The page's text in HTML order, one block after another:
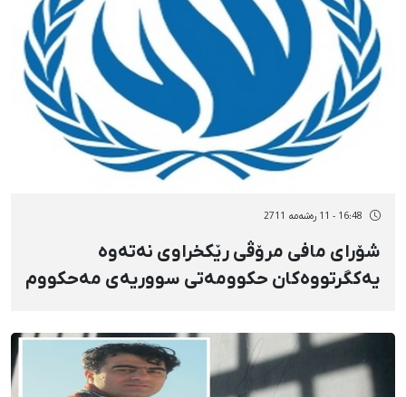
16:48 - 11 رەشەمه 2711
شۆرای مافی مرۆڤی رێكخراوی نەتەوە
یەكگرتووەكان حكوومەتی سووریەی مەحكووم